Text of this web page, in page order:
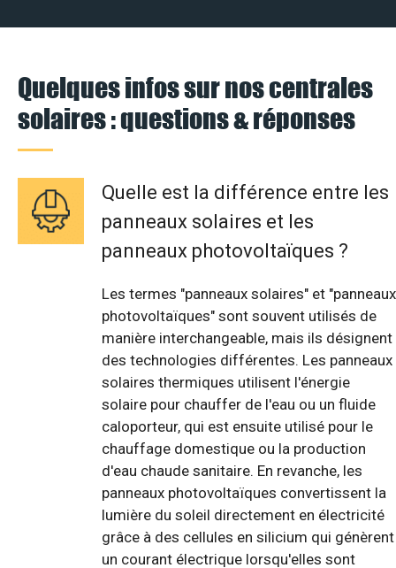
Quelques infos sur nos centrales
solaires : questions & réponses
Quelle est la différence entre les
panneaux solaires et les
panneaux photovoltaïques ?
Les termes "panneaux solaires" et "panneaux
photovoltaïques" sont souvent utilisés de
manière interchangeable, mais ils désignent
des technologies différentes. Les panneaux
solaires thermiques utilisent l'énergie
solaire pour chauffer de l'eau ou un fluide
caloporteur, qui est ensuite utilisé pour le
chauffage domestique ou la production
d'eau chaude sanitaire. En revanche, les
panneaux photovoltaïques convertissent la
lumière du soleil directement en électricité
grâce à des cellules en silicium qui génèrent
un courant électrique lorsqu'elles sont